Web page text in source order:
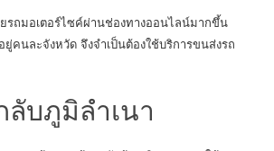
รถมอเตอร์ไซค์ผ่านช่องทางออนไลน์มากขึ้น
คนละจังหวัด จึงจำเป็นต้องใช้บริการขนส่งรถ
ลับภูมิลำเนา